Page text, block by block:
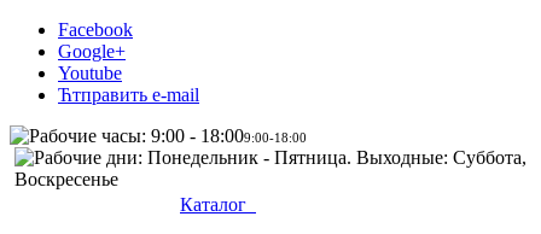
Facebook
Google+
Youtube
Ћтправить e-mail
9:00-18:00
Каталог